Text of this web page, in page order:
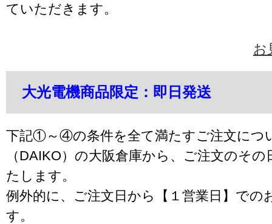
ていただきます。
お
大光電機商品限定：即日発送
下記①～④の条件を全て満たすご注文につ
（DAIKO）の大阪倉庫から、ご注文のそ
たします。
例外的に、ご注文日から【１営業日】での
す。